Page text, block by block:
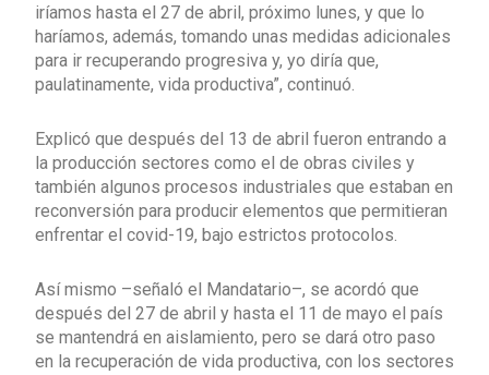
iríamos hasta el 27 de abril, próximo lunes, y que lo
haríamos, además, tomando unas medidas adicionales
para ir recuperando progresiva y, yo diría que,
paulatinamente, vida productiva”, continuó.
Explicó que después del 13 de abril fueron entrando a
la producción sectores como el de obras civiles y
también algunos procesos industriales que estaban en
reconversión para producir elementos que permitieran
enfrentar el covid-19, bajo estrictos protocolos.
Así mismo –señaló el Mandatario–, se acordó que
después del 27 de abril y hasta el 11 de mayo el país
se mantendrá en aislamiento, pero se dará otro paso
en la recuperación de vida productiva, con los sectores